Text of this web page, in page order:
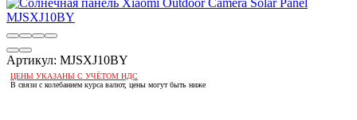
Артикул: MJSXJ10BY
ЦЕНЫ УКАЗАНЫ С УЧЁТОМ НДС
В связи с колебанием курса валют, цены могут быть ниже